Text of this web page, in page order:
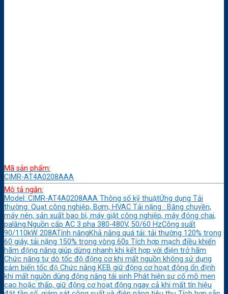
Mã sản phẩm:
CIMR-AT4A0208AAA
Mô tả ngắn:
Model: CIMR-AT4A0208AAA Thông số kỹ thuậtỨng dụng Tải
thường: Quạt công nghiệp, Bơm, HVAC Tải nặng : Băng chuyền,
máy nén, sản xuất bao bì, máy giặt công nghiệp, máy đóng chai,
palăng.Nguồn cấp AC 3 pha 380-480V, 50/60 HzCông suất
90/110kW 208ATính năngKhả năng quá tải: tải thường 120% trong
60 giây, tải nặng 150% trong vòng 60s Tích hợp mạch điều khiển
hãm động năng giúp dừng nhanh khi kết hợp với điện trở hãm
Chức năng tự dò tốc độ động cơ khi mất nguồn không sử dụng
cảm biến tốc độ Chức năng KEB giữ động cơ hoạt động ổn định
khi mất nguồn dùng động năng tái sinh Phát hiện sự cố mô men
cao hoặc thấp, giữ động cơ hoạt động ngay cả khi mất tín hiệu